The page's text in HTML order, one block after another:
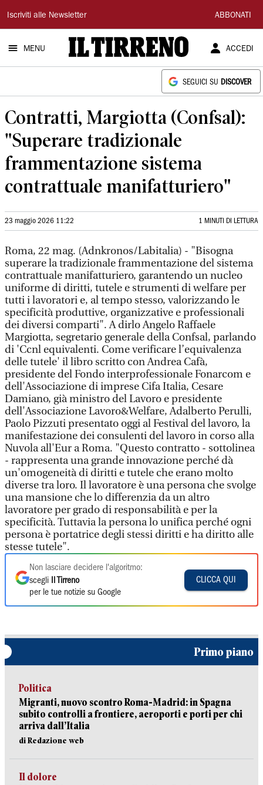
Il
Tirreno
Iscriviti alle Newsletter ABBONATI
MENU ACCEDI
SEGUICI SU DISCOVER
Contratti, Margiotta (Confsal):
"Superare tradizionale
frammentazione sistema
contrattuale manifatturiero"
23 maggio 2026 11:22 1 MINUTI DI LETTURA
Roma, 22 mag. (Adnkronos/Labitalia) - "Bisogna
superare la tradizionale frammentazione del sistema
contrattuale manifatturiero, garantendo un nucleo
uniforme di diritti, tutele e strumenti di welfare per
tutti i lavoratori e, al tempo stesso, valorizzando le
specificità produttive, organizzative e professionali
dei diversi comparti". A dirlo Angelo Raffaele
Margiotta, segretario generale della Confsal, parlando
di 'Ccnl equivalenti. Come verificare l’equivalenza
delle tutele' il libro scritto con Andrea Cafà,
presidente del Fondo interprofessionale Fonarcom e
dell'Associazione di imprese Cifa Italia, Cesare
Damiano, già ministro del Lavoro e presidente
dell'Associazione Lavoro&Welfare, Adalberto Perulli,
Paolo Pizzuti presentato oggi al Festival del lavoro, la
manifestazione dei consulenti del lavoro in corso alla
Nuvola all'Eur a Roma. "Questo contratto - sottolinea
- rappresenta una grande innovazione perché dà
un'omogeneità di diritti e tutele che erano molto
diverse tra loro. Il lavoratore è una persona che svolge
una mansione che lo differenzia da un altro
lavoratore per grado di responsabilità e per la
specificità. Tuttavia la persona lo unifica perché ogni
persona è portatrice degli stessi diritti e ha diritto alle
stesse tutele".
Non lasciare decidere l'algoritmo:
scegli
Il Tirreno
per le tue notizie su Google
CLICCA QUI
Primo piano
Politica
Migranti, nuovo scontro Roma-Madrid: in Spagna
subito controlli a frontiere, aeroporti e porti per chi
arriva dall’Italia
di Redazione web
Il dolore